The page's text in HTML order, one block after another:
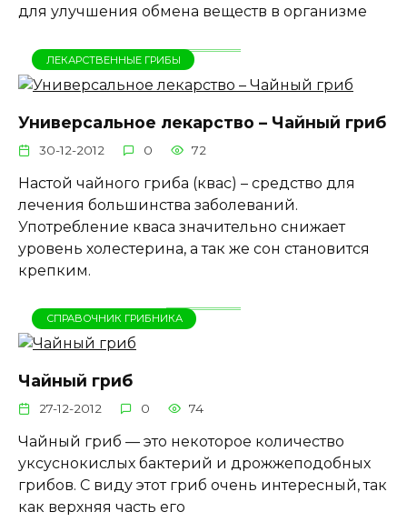
для улучшения обмена веществ в организме
ЛЕКАРСТВЕННЫЕ ГРИБЫ
Универсальное лекарство – Чайный гриб
30-12-2012 0 72
Настой чайного гриба (квас) – средство для
лечения большинства заболеваний.
Употребление кваса значительно снижает
уровень холестерина, а так же сон становится
крепким.
СПРАВОЧНИК ГРИБНИКА
Чайный гриб
27-12-2012 0 74
Чайный гриб — это некоторое количество
уксуснокислых бактерий и дрожжеподобных
грибов. С виду этот гриб очень интересный, так
как верхняя часть его